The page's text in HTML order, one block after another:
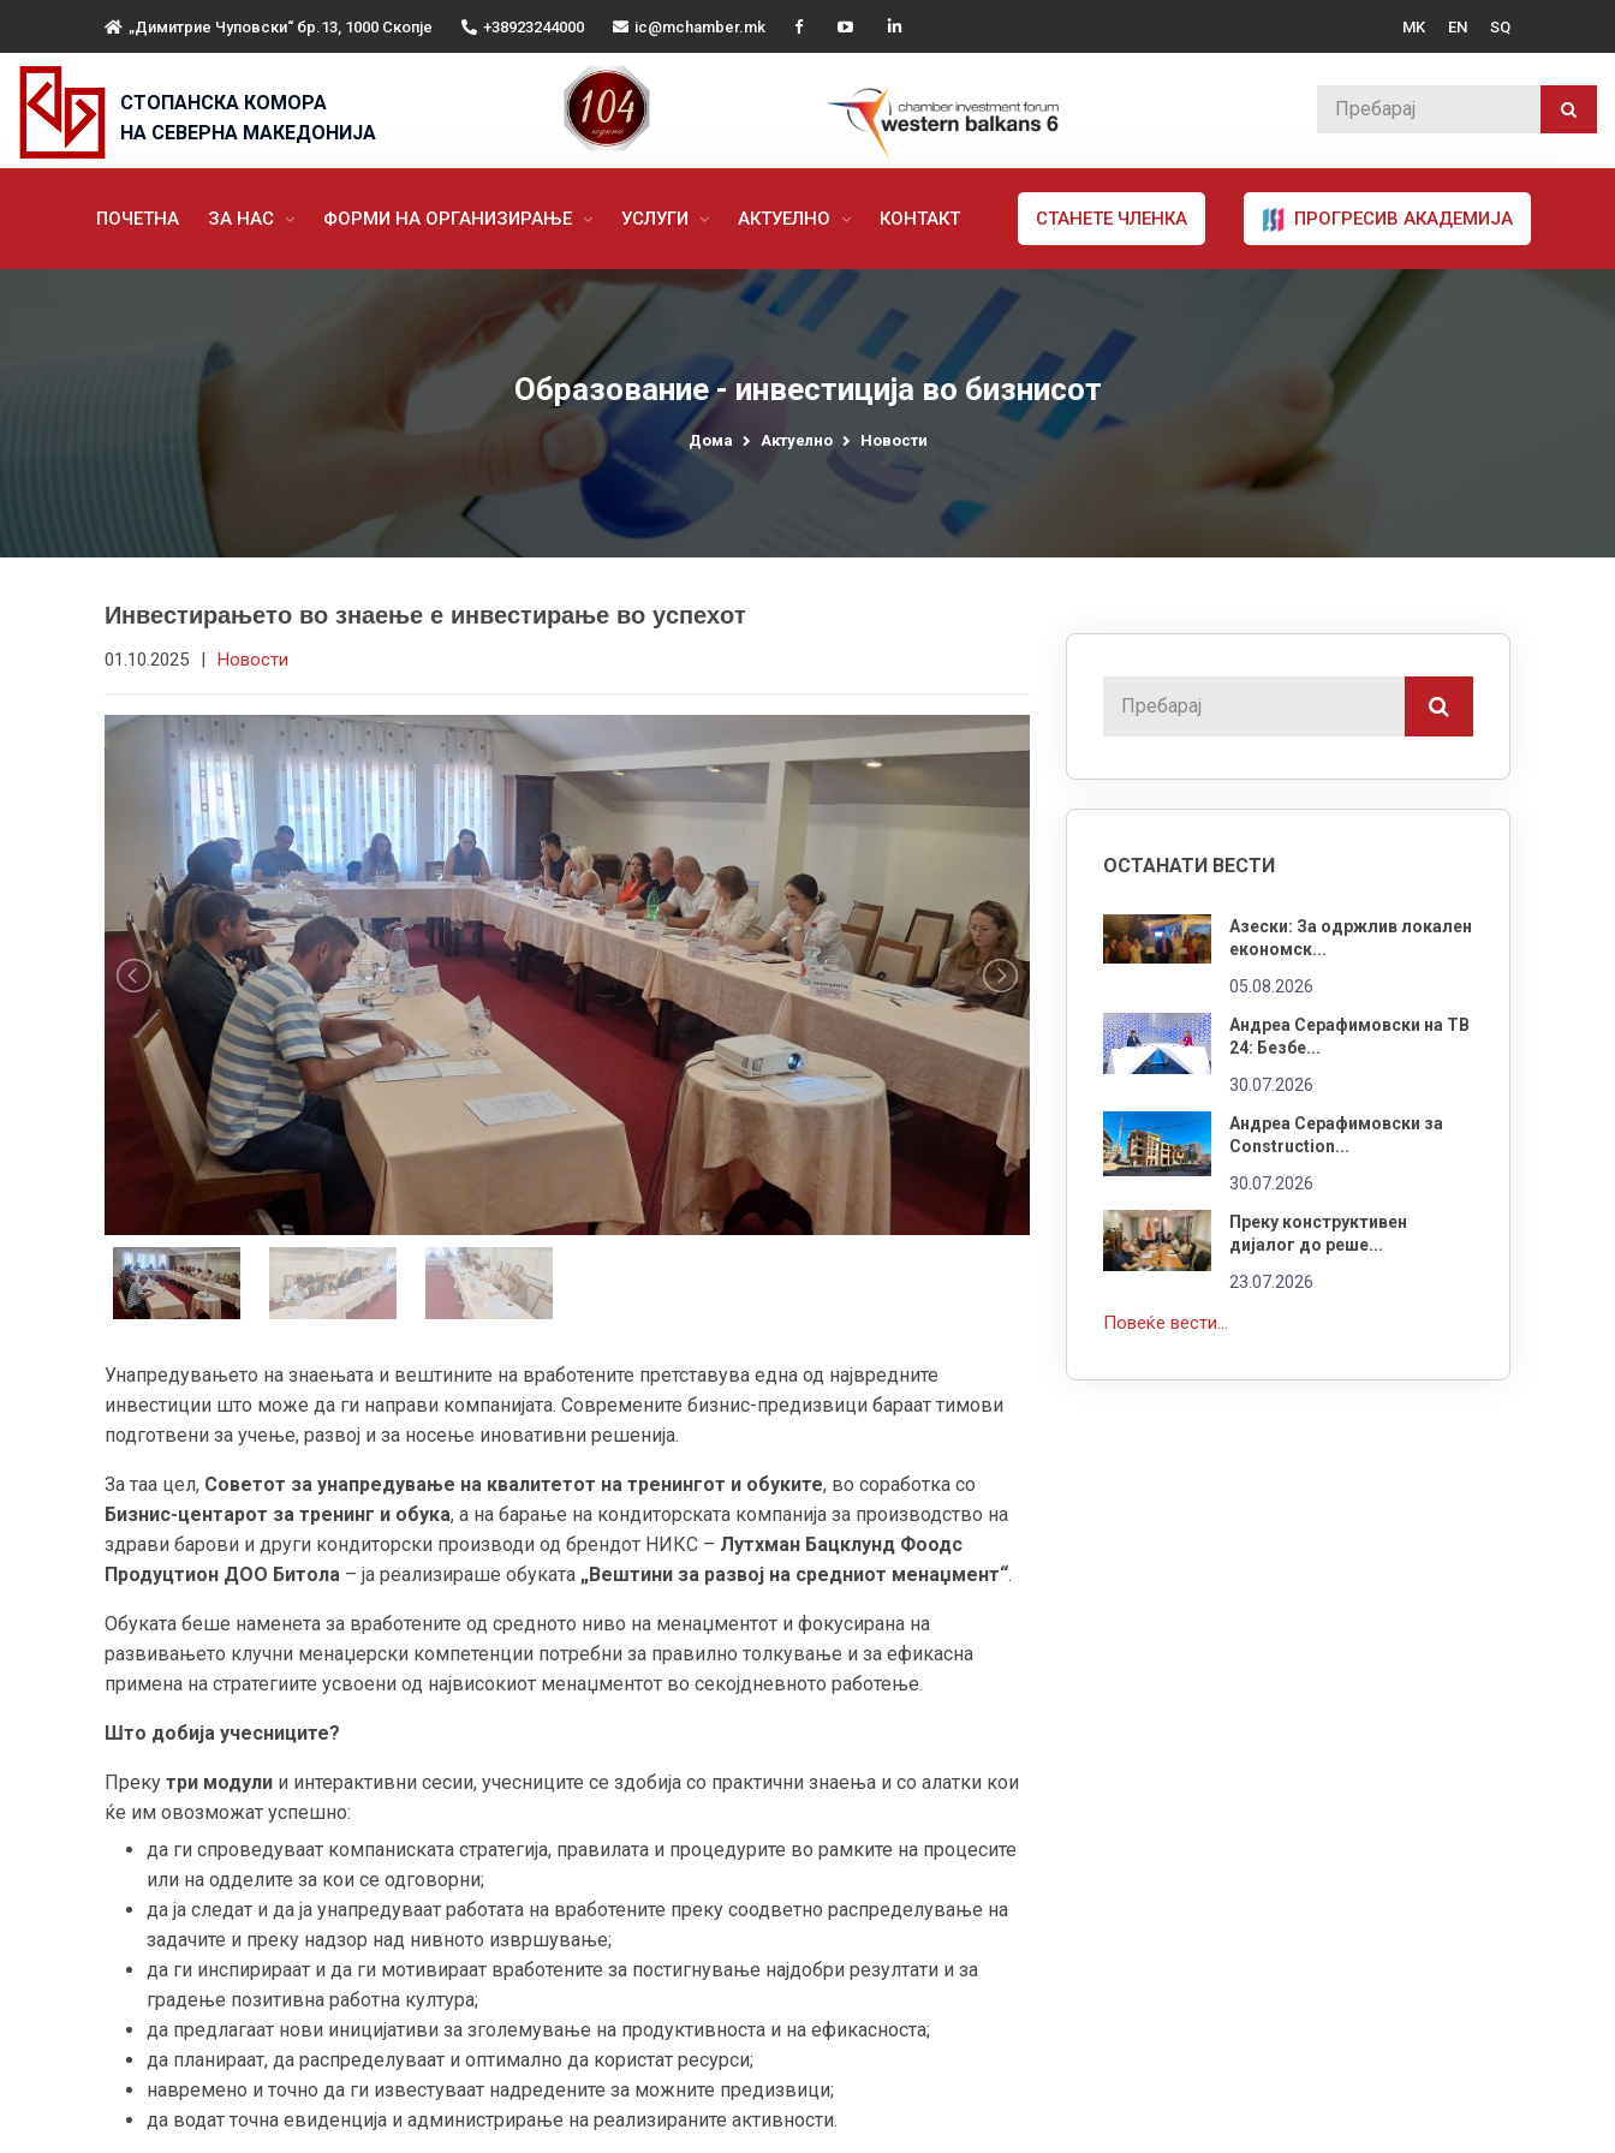
„Димитрие Чуповски“ бр.13, 1000 Скопје +38923244000 ic@mchamber.mk MK EN SQ
СТОПАНСКА КОМОРА
НА СЕВЕРНА МАКЕДОНИЈА
ПОЧЕТНА ЗА НАС ФОРМИ НА ОРГАНИЗИРАЊЕ УСЛУГИ АКТУЕЛНО КОНТАКТ СТАНЕТЕ ЧЛЕНКА ПРОГРЕСИВ АКАДЕМИЈА
Образование - инвестиција во бизнисот
Дома Актуелно Новости
Инвестирањето во знаење е инвестирање во успехот
01.10.2025 | Новости
Унапредувањето на знаењата и вештините на вработените претставува една од највредните
инвестиции што може да ги направи компанијата. Современите бизнис-предизвици бараат тимови
подготвени за учење, развој и за носење иновативни решенија.
За таа цел, Советот за унапредување на квалитетот на тренингот и обуките, во соработка со
Бизнис-центарот за тренинг и обука, а на барање на кондиторската компанија за производство на
здрави барови и други кондиторски производи од брендот НИКС – Лутхман Бацклунд Фоодс
Продуцтион ДОО Битола – ја реализираше обуката „Вештини за развој на средниот менаџмент“.
Обуката беше наменета за вработените од средното ниво на менаџментот и фокусирана на
развивањето клучни менаџерски компетенции потребни за правилно толкување и за ефикасна
примена на стратегиите усвоени од највисокиот менаџментот во секојдневното работење.
Што добија учесниците?
Преку три модули и интерактивни сесии, учесниците се здобија со практични знаења и со алатки кои
ќе им овозможат успешно:
да ги спроведуваат компаниcката стратегија, правилата и процедурите во рамките на процесите
или на одделите за кои се одговорни;
да ја следат и да ја унапредуваат работата на вработените преку соодветно распределување на
задачите и преку надзор над нивното извршување;
да ги инспирираат и да ги мотивираат вработените за постигнување најдобри резултати и за
градење позитивна работна култура;
да предлагаат нови иницијативи за зголемување на продуктивноста и на ефикасноста;
да планираат, да распределуваат и оптимално да користат ресурси;
навремено и точно да ги известуваат надредените за можните предизвици;
да водат точна евиденција и администрирање на реализираните активности.
ОСТАНАТИ ВЕСТИ
Азески: За одржлив локален
економск...
05.08.2026
Андреа Серафимовски на ТВ
24: Безбе...
30.07.2026
Андреа Серафимовски за
Construction...
30.07.2026
Преку конструктивен
дијалог до реше...
23.07.2026
Повеќе вести...